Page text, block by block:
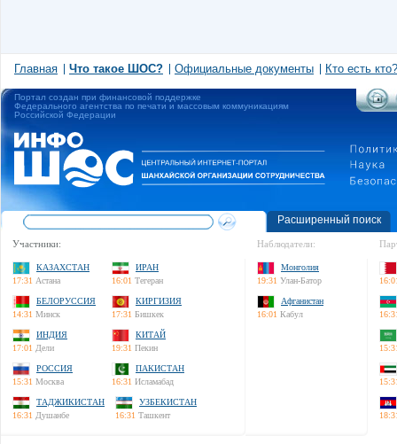
Главная Что такое ШОС? Официальные документы Кто есть кто?
Портал создан при финансовой поддержке
Федерального агентства по печати и массовым коммуникациям
Российской Федерации
Расширенный поиск
Участники:
КАЗАХСТАН
17:31 Астана
ИРАН
16:01 Тегеран
БЕЛОРУССИЯ
14:31 Минск
КИРГИЗИЯ
17:31 Бишкек
ИНДИЯ
17:01 Дели
КИТАЙ
19:31 Пекин
РОССИЯ
15:31 Москва
ПАКИСТАН
16:31 Исламабад
ТАДЖИКИСТАН
16:31 Душанбе
УЗБЕКИСТАН
16:31 Ташкент
Наблюдатели:
Монголия
19:31 Улан-Батор
Афганистан
16:01 Кабул